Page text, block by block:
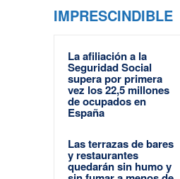
IMPRESCINDIBLE
La afiliación a la
Seguridad Social
supera por primera
vez los 22,5 millones
de ocupados en
España
Las terrazas de bares
y restaurantes
quedarán sin humo y